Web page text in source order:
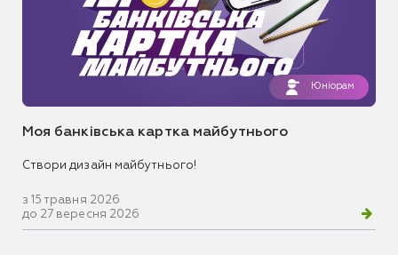
Юніорам
Моя банківська картка майбутнього
Створи дизайн майбутнього!
з 15 травня 2026
до 27 вересня 2026